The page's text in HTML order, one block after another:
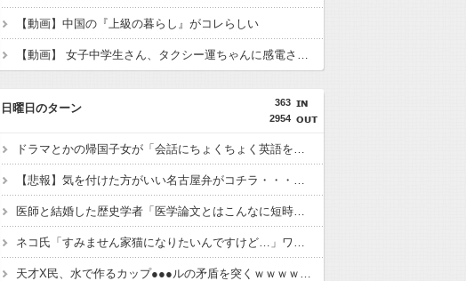
【動画】中国の『上級の暮らし』がコレらしい
【動画】 女子中学生さん、タクシー運ちゃんに感電させられ死亡……
363
2954
曜日のターン
ドラマとかの帰国子女が「会話にちょくちょく英語を挟む」の、ガチだったｗｗｗｗｗｗｗ
【悲報】気を付けた方がいい名古屋弁がコチラ・・・・・・・
医師と結婚した歴史学者「医学論文とはこんなに短時間で書けるものなのか」
ネコ氏「すみません家猫になりたいんですけど…」ワイ「え、人間の家なんだが…」→
天才X民、水で作るカップ●●●ルの矛盾を突くｗｗｗｗｗｗｗｗｗ